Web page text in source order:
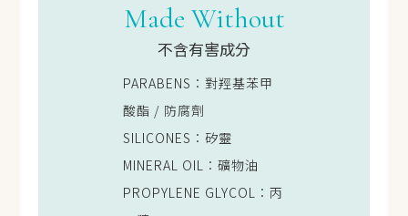
Made Without
不含有害成分
PARABENS：對羥基苯甲
酸酯 / 防腐劑
SILICONES：矽靈
MINERAL OIL：礦物油
PROPYLENE GLYCOL：丙